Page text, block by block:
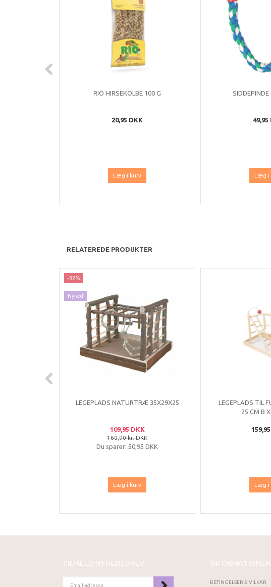
RIO HIRSEKOLBE 100 G
20,95 DKK
Læg i kurv
SIDDEPINDE
49,95
Læg i
RELATEREDE PRODUKTER
-32%
Nyhed
LEGEPLADS NATURTRÆ 35X29X25
109,95 DKK
160,90 kr. DKK
Du sparer: 50,95 DKK
Læg i kurv
LEGEPLADS TIL
25 CM B
Læg i
TILMELD NYHEDSBREV INFORMATIONER
BETINGELSER & VILKÅR